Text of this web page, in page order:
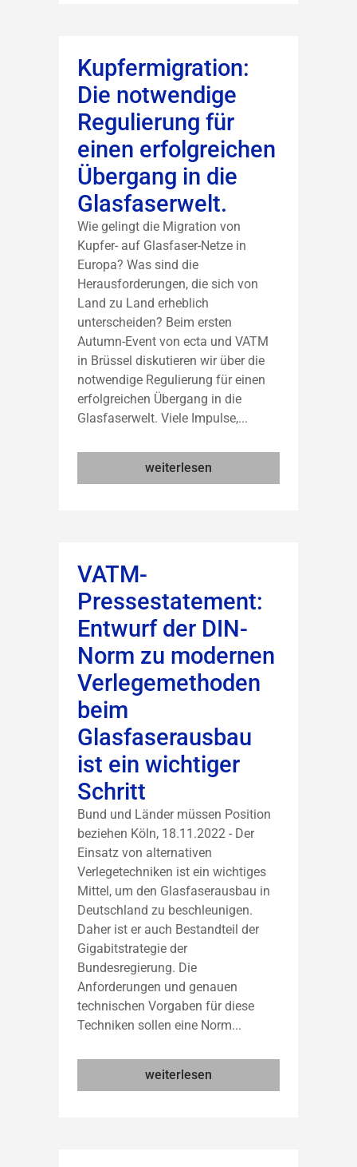
Kupfermigration:
Die notwendige
Regulierung für
einen erfolgreichen
Übergang in die
Glasfaserwelt.
Wie gelingt die Migration von
Kupfer- auf Glasfaser-Netze in
Europa? Was sind die
Herausforderungen, die sich von
Land zu Land erheblich
unterscheiden? Beim ersten
Autumn-Event von ecta und VATM
in Brüssel diskutieren wir über die
notwendige Regulierung für einen
erfolgreichen Übergang in die
Glasfaserwelt. Viele Impulse,...
weiterlesen
VATM-
Pressestatement:
Entwurf der DIN-
Norm zu modernen
Verlegemethoden
beim
Glasfaserausbau
ist ein wichtiger
Schritt
Bund und Länder müssen Position
beziehen Köln, 18.11.2022 - Der
Einsatz von alternativen
Verlegetechniken ist ein wichtiges
Mittel, um den Glasfaserausbau in
Deutschland zu beschleunigen.
Daher ist er auch Bestandteil der
Gigabitstrategie der
Bundesregierung. Die
Anforderungen und genauen
technischen Vorgaben für diese
Techniken sollen eine Norm...
weiterlesen